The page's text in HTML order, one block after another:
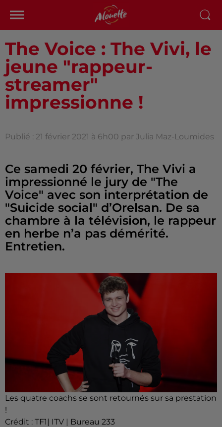
The Voice : The Vivi, le
jeune "rappeur-
streamer"
impressionne !
Publié : 21 février 2021 à 6h00 par Julia Maz-Loumides
Ce samedi 20 février, The Vivi a
impressionné le jury de "The
Voice" avec son interprétation de
"Suicide social" d’Orelsan. De sa
chambre à la télévision, le rappeur
en herbe n’a pas démérité.
Entretien.
Les quatre coachs se sont retournés sur sa prestation
!
Crédit : TF1| ITV | Bureau 233